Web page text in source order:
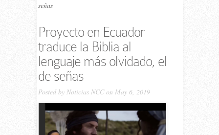
señas
Proyecto en Ecuador
traduce la Biblia al
lenguaje más olvidado, el
de señas
Posted by Noticias NCCon May 6, 2019